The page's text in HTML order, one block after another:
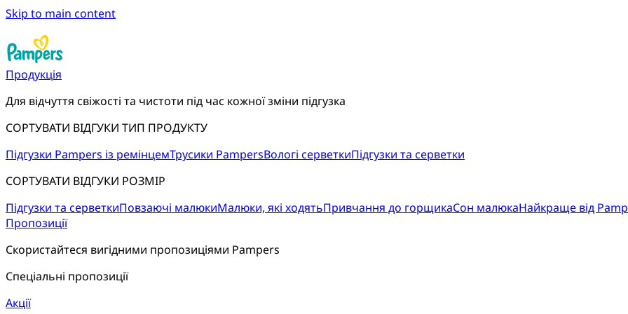
Skip to main content
Продукція
Для відчуття свіжості та чистоти під час кожної зміни підгузка
СОРТУВАТИ ВІДГУКИ ТИП ПРОДУКТУ
Підгузки Pampers із ремінцемТрусики PampersВологі серветкиПідгузки та серветки
СОРТУВАТИ ВІДГУКИ РОЗМІР
Підгузки та серветкиПовзаючі малюкиМалюки, які ходятьПривчання до горщикаСон малюкаНайкраще від
Пропозиції
Скористайтеся вигідними пропозиціями Pampers
Спеціальні пропозиції
Акції